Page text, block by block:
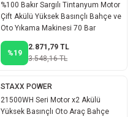
%100 Bakır Sargılı Tintanyum Motor
Çift Akülü Yüksek Basınçlı Bahçe ve
Oto Yıkama Makinesi 70 Bar
%19
2.871,79 TL
3.548,16 TL
STAXX POWER
21500WH Seri Motor x2 Akülü
Yüksek Basınçlı Oto Araç Bahçe